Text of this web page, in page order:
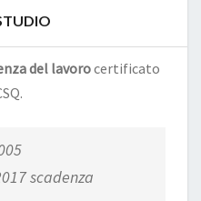
del lavorocertificato
scadenza